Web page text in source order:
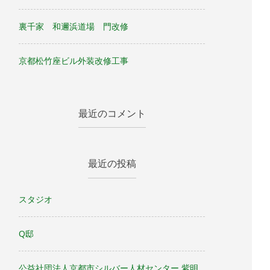
裏千家 和邇浜道場 門改修
京都松竹座ビル外装改修工事
最近のコメント
最近の投稿
スタジオ
Q邸
公益社団法人京都市シルバー人材センター 紫明